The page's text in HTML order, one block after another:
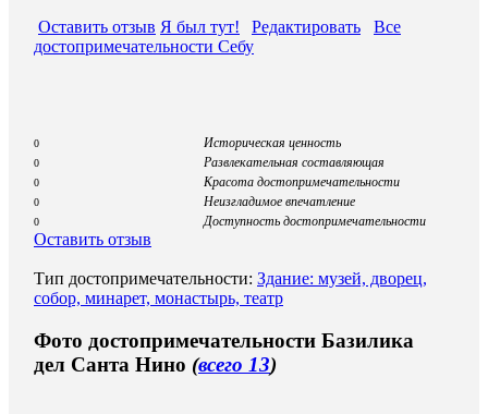
Оставить отзыв Я был тут! Редактировать
Все
достопримечательности Себу
0 Историческая ценность
0 Развлекательная составляющая
0 Красота достопримечательности
0 Неизгладимое впечатление
0 Доступность достопримечательности
Оставить отзыв
Тип достопримечательности: Здание: музей, дворец,
собор, минарет, монастырь, театр
Фото достопримечательности Базилика
дел Санта Нино (всего 13)